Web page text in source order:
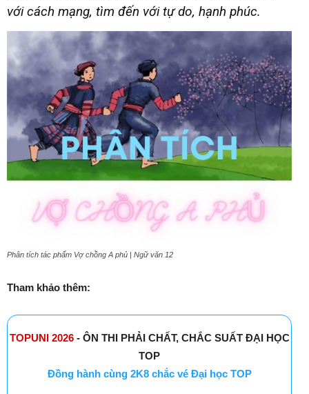
với cách mạng, tìm đến với tự do, hạnh phúc.
Phân tích tác phẩm Vợ chồng A phủ | Ngữ văn 12
Tham khảo thêm:
TOPUNI 2026- ÔN THI PHẢI CHẤT, CHẮC SUẤT ĐẠI HỌC
TOP
Đồng hành cùng 2K8 chắc vé Đại học TOP